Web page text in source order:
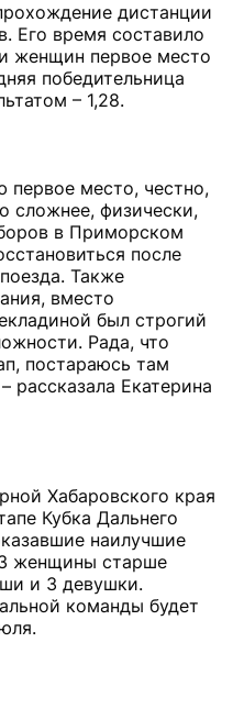
дистанции
Его время составило
женщин первое место
победительница
– 1,28.
первое место, честно,
сложнее, физически,
в Приморском
после
Также
вместо
был строгий
Рада, что
постараюсь там
рассказала Екатерина
Хабаровского края
Кубка Дальнего
наилучшие
женщины старше
и 3 девушки.
команды будет